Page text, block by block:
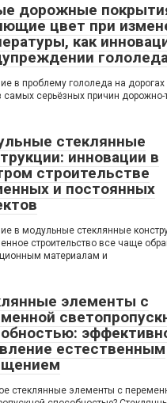
дорожные
цвет при
как
в проблему гололеда на
самых серьёзных причин дорожно-
стеклянные
инновации в
строительстве
и постоянных
в модульные стеклянные
строительство все чаще
материалам и
элементы с
естественным
стеклянные элементы с